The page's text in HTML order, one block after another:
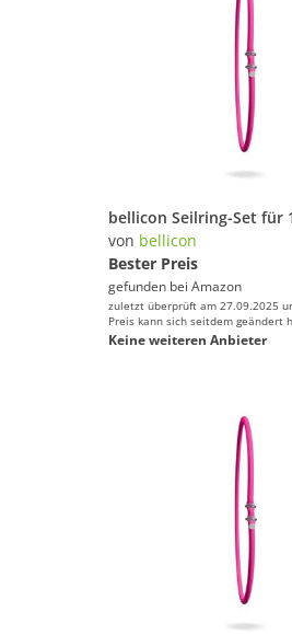
von bellicon
Bester Preis
gefunden bei Amazon
zuletzt überprüft am 27.09.2025
Preis kann sich seitdem geändert
Keine weiteren Anbieter